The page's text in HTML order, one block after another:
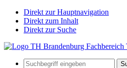
Direkt zur Hauptnavigation
Direkt zum Inhalt
Direkt zur Suche